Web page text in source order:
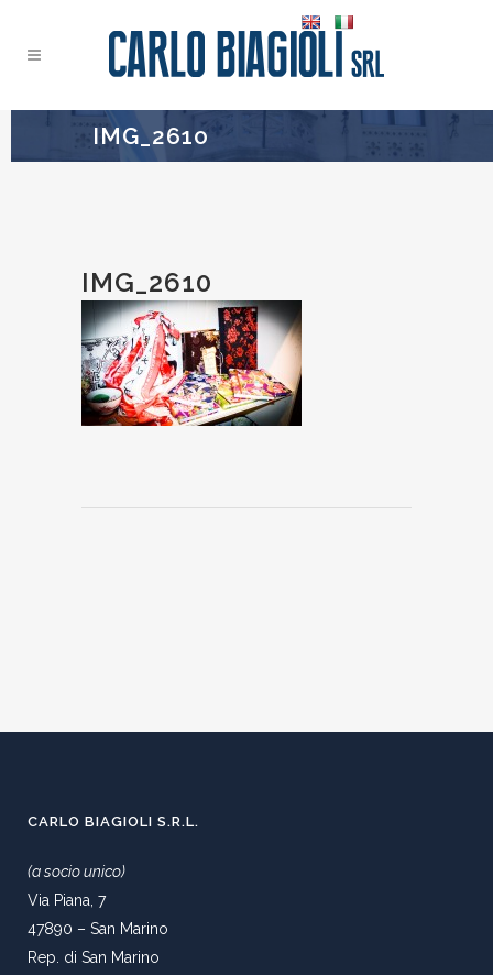
IMG_2610
IMG_2610
CARLO BIAGIOLI S.R.L.
(a socio unico)
Via Piana, 7
47890 – San Marino
Rep. di San Marino